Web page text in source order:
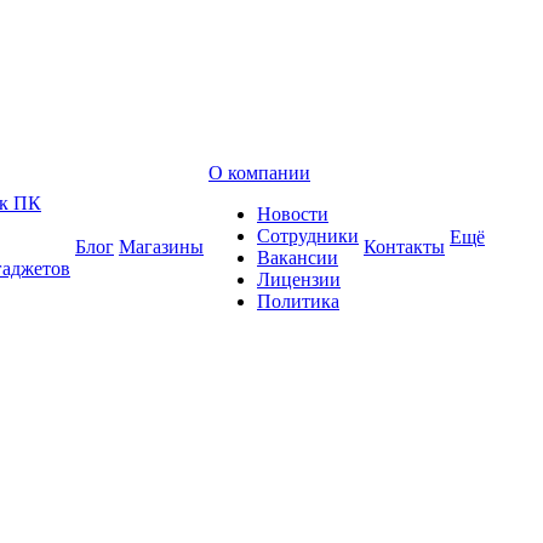
к ПК
Блог Магазины
О компании
Новости
Сотрудники
Вакансии
Лицензии
Политика
Контакты Ещё